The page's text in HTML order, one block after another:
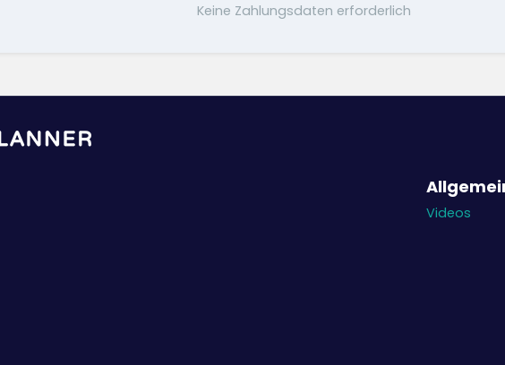
Keine Zahlungsdaten erforderlich
Videos